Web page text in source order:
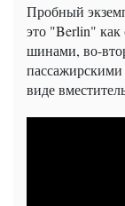
Пробный
это "Berlin"
шинами, во-
виде